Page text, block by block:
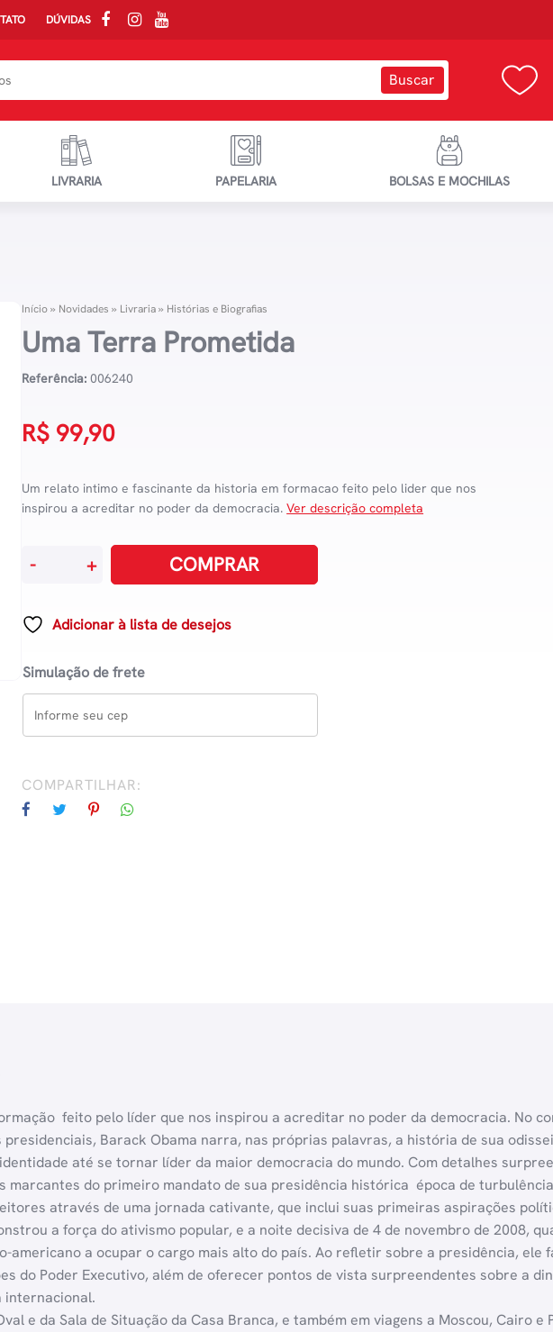
DÚVIDAS
LIVRARIA PAPELARIA BOLSAS E MOCHILAS
Início» Novidades » Livraria» Histórias e Biografias
Uma Terra Prometida
Referência: 006240
R$ 99,90
Um relato intimo e fascinante da historia em formacao feito pelo lider que nos
inspirou a acreditar no poder da democracia.Ver descrição completa
quantidade
- + COMPRAR
Adicionar à lista de desejos
Simulação de frete
COMPARTILHAR:
 feito pelo líder que nos inspirou a acreditar no poder da democracia. No
Barack Obama narra, nas próprias palavras, a história de sua
até se tornar líder da maior democracia do mundo. Com detalhes
do primeiro mandato de sua presidência histórica  época de
através de uma jornada cativante, que inclui suas primeiras aspirações
a força do ativismo popular, e a noite decisiva de 4 de novembro de 2008,
americano a ocupar o cargo mais alto do país. Ao refletir sobre a presidência, ele
do Poder Executivo, além de oferecer pontos de vista surpreendentes sobre a
internacional.
e da Sala de Situação da Casa Branca, e também em viagens a Moscou, Cairo e